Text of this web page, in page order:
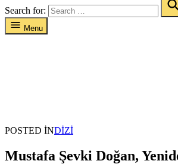
Search for:
Menu
POSTED INDIZI
Mustafa Şevki Doğan,